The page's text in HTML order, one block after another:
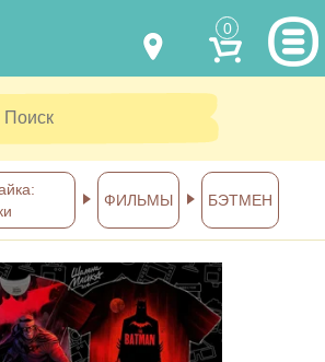
0
shalena@mayka.dp.ua
ул. Ярослава Мудрого, 68
Посмотреть на карте
НАШИ РАБОТЫ
КАК КУПИТЬ
КАК НАС НАЙТИ
ПОЛНАЯ ВЕРСИЯ САЙТА
ФИЛЬМЫ БЭТМЕН